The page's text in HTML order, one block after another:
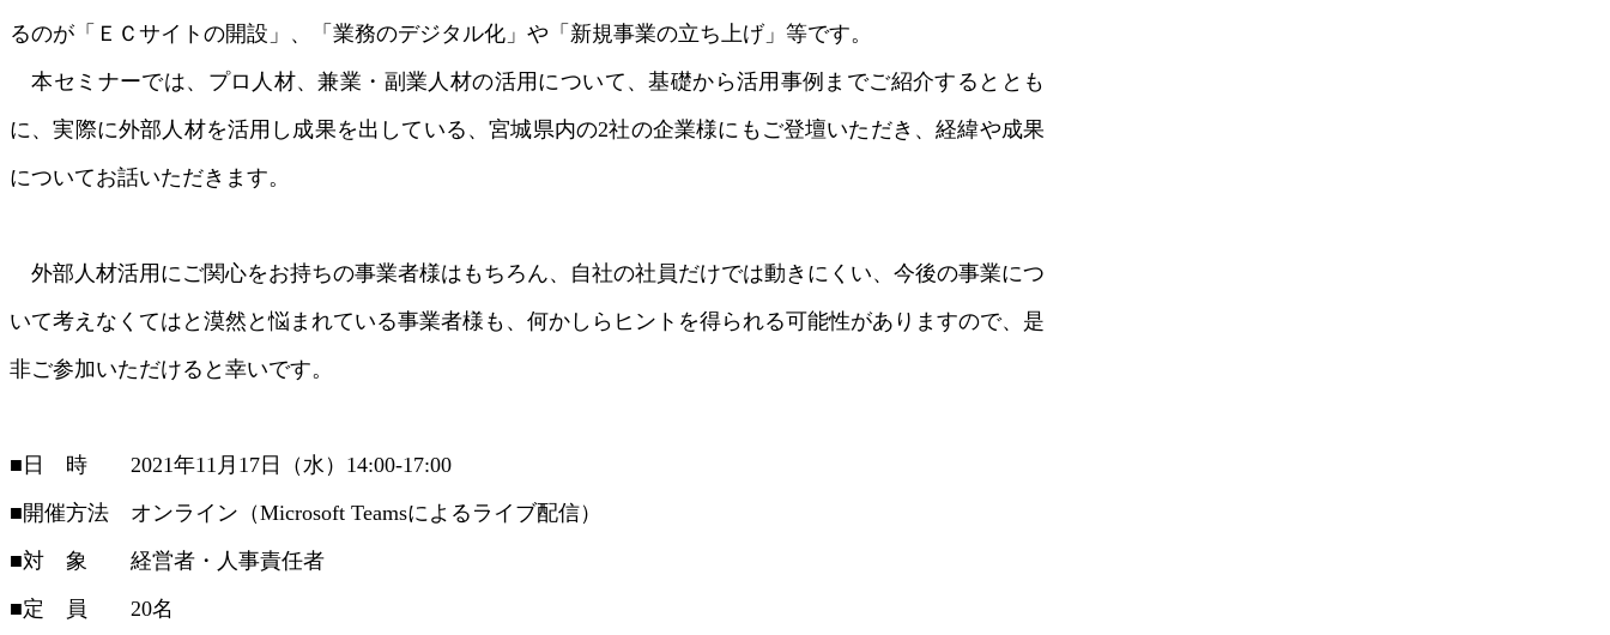
るのが「ＥＣサイトの開設」、「業務のデジタル化」や「新規事業の立ち上げ」等です。
本セミナーでは、プロ人材、兼業・副業人材の活用について、基礎から活用事例までご紹介するととも
に、実際に外部人材を活用し成果を出している、宮城県内の2社の企業様にもご登壇いただき、経緯や成果
についてお話いただきます。
外部人材活用にご関心をお持ちの事業者様はもちろん、自社の社員だけでは動きにくい、今後の事業につ
いて考えなくてはと漠然と悩まれている事業者様も、何かしらヒントを得られる可能性がありますので、是
非ご参加いただけると幸いです。
■日 時 2021年11月17日（水）14:00-17:00
■開催方法 オンライン（Microsoft Teamsによるライブ配信）
■対 象 経営者・人事責任者
■定 員 20名